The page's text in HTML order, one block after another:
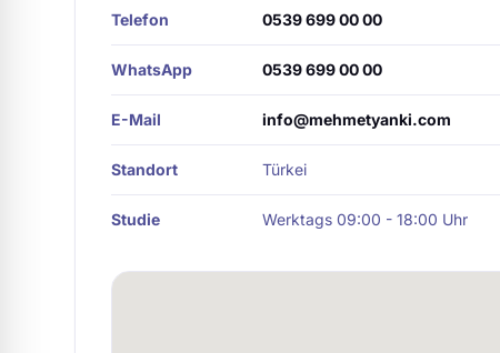
Telefon 0539 699 00 00
WhatsApp 0539 699 00 00
E-Mail info@mehmetyanki.com
Standort Türkei
Studie Werktags 09:00 - 18:00 Uhr